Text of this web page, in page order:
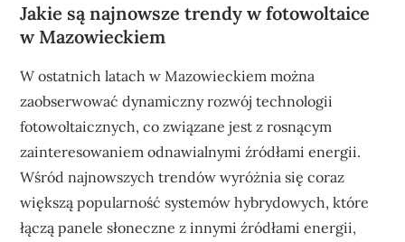
Jakie są najnowsze trendy w fotowoltaice
w Mazowieckiem
W ostatnich latach w Mazowieckiem można
zaobserwować dynamiczny rozwój technologii
fotowoltaicznych, co związane jest z rosnącym
zainteresowaniem odnawialnymi źródłami energii.
Wśród najnowszych trendów wyróżnia się coraz
większą popularność systemów hybrydowych, które
łączą panele słoneczne z innymi źródłami energii,